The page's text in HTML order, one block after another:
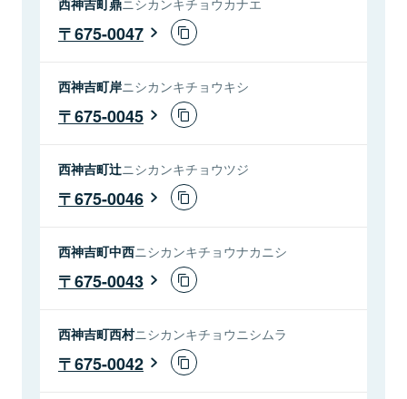
675-0047
西神吉町岸ニシカンキチョウキシ
675-0045
西神吉町辻ニシカンキチョウツジ
675-0046
西神吉町中西ニシカンキチョウナカニシ
675-0043
西神吉町西村ニシカンキチョウニシムラ
675-0042